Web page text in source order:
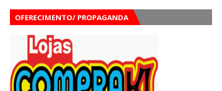
OFERECIMENTO/ PROPAGANDA